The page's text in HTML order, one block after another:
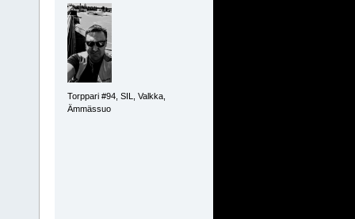
Torppari #94, SIL, Valkka,
Ämmässuo